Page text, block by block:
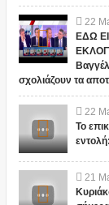
22
ΕΔΩ
σχολιάζουν τα
22
Το
21